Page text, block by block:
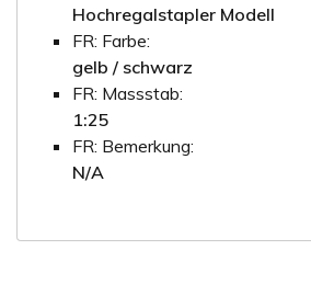
Hochregalstapler Modell
FR: Farbe:
gelb / schwarz
FR: Massstab:
1:25
FR: Bemerkung:
N/A